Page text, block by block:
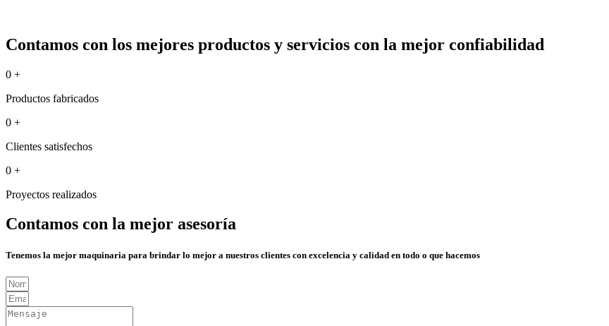
Contamos con los mejores productos y servicios con la mejor confiabilidad
0 +
Productos fabricados
0 +
Clientes satisfechos
0 +
Proyectos realizados
Contamos con la mejor asesoría
Tenemos la mejor maquinaria para brindar lo mejor a nuestros clientes con excelencia y calidad en todo o que hacemos